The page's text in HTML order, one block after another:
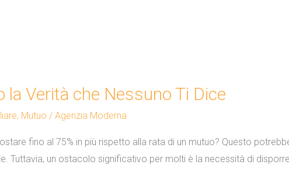
Verità che Nessuno Ti Dice
, Mutuo / Agenzia Moderna
fino al 75% in più rispetto alla rata di un mutuo? Questo
Tuttavia, un ostacolo significativo per molti è la necessità di